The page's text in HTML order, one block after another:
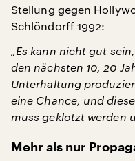
Stellung gegen
Schlöndorff 1992:
„Es kann nicht gut
den nächsten 10, 20
Unterhaltung
eine Chance, und
muss geklotzt werden
Mehr als nur